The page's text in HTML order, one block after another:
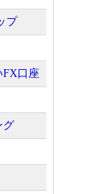
プ
FX口座
グ